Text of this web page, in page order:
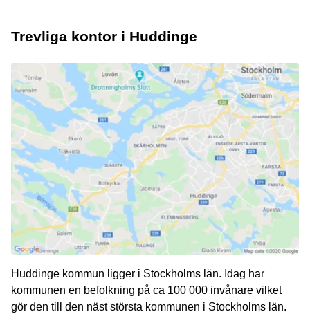
Trevliga kontor i Huddinge
Huddinge kommun ligger i Stockholms län. Idag har
kommunen en befolkning på ca 100 000 invånare vilket
gör den till den näst största kommunen i Stockholms län.